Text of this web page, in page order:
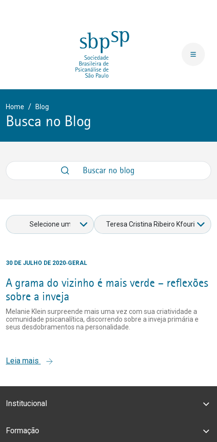
Home Blog
Busca no Blog
30 DE JULHO DE 2020 GERAL
A grama do vizinho é mais verde – reflexões
sobre a inveja
Melanie Klein surpreende mais uma vez com sua criatividade a
comunidade psicanalítica, discorrendo sobre a inveja primária e
seus desdobramentos na personalidade.
Leia mais
Institucional
Formação